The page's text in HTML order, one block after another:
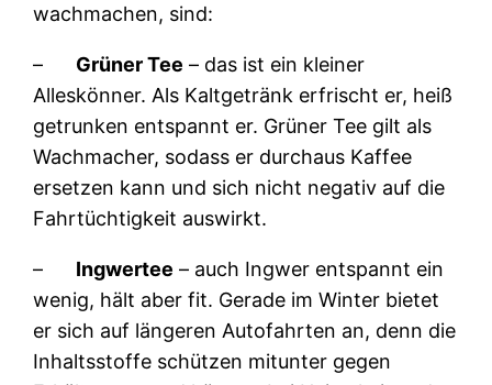
wachmachen, sind:
– Grüner Tee – das ist ein kleiner
Alleskönner. Als Kaltgetränk erfrischt er, heiß
getrunken entspannt er. Grüner Tee gilt als
Wachmacher, sodass er durchaus Kaffee
ersetzen kann und sich nicht negativ auf die
Fahrtüchtigkeit auswirkt.
– Ingwertee – auch Ingwer entspannt ein
wenig, hält aber fit. Gerade im Winter bietet
er sich auf längeren Autofahrten an, denn die
Inhaltsstoffe schützen mitunter gegen